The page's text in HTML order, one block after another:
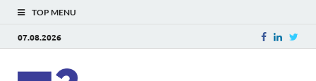
TOP MENU
07.08.2026